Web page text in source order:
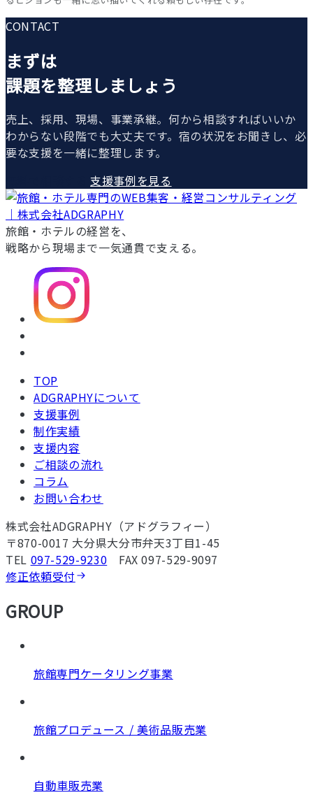
CONTACT
まずは
課題を整理しましょう
売上、採用、現場、事業承継。何から相談すればいいか
わからない段階でも大丈夫です。宿の状況をお聞きし、必
要な支援を一緒に整理します。
支援事例を見る
旅館・ホテルの経営を、
戦略から現場まで一気通貫で支える。
TOP
ADGRAPHYについて
支援事例
制作実績
支援内容
ご相談の流れ
コラム
お問い合わせ
株式会社ADGRAPHY（アドグラフィー）
〒870-0017 大分県大分市弁天3丁目1-45
TEL 097-529-9230 FAX 097-529-9097
修正依頼受付
GROUP
旅館専門ケータリング事業
旅館プロデュース / 美術品販売業
自動車販売業